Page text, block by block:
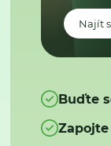
Najít
Buďte
Zapojte